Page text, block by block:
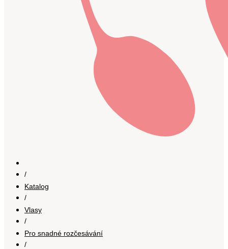
/
Katalog
/
Vlasy
/
Pro snadné rozčesávání
/